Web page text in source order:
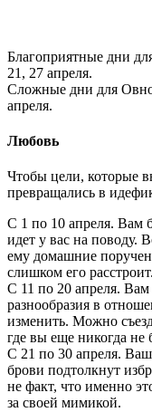
Благоприятные дни
21, 27 апреля.
Сложные дни для
апреля.
Любовь
Чтобы цели, которые
превращались в
С 1 по 10 апреля. Вам
идет у вас на поводу.
ему домашние
слишком его расстроит.
С 11 по 20 апреля. Вам
разнообразия в
изменить. Можно
где вы еще никогда не
С 21 по 30 апреля.
брови подтолкнут
не факт, что именно
за своей мимикой.